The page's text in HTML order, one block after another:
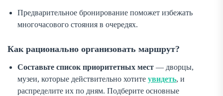
Предварительное бронирование поможет избежать
многочасового стояния в очередях.
Как рационально организовать маршрут?
Составьте список приоритетных мест — дворцы,
музеи, которые действительно хотите увидеть, и
распределите их по дням. Подберите основные